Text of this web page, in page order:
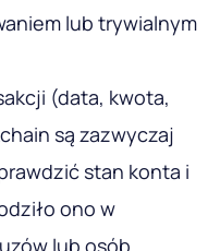
lub trywialnym
(data, kwota,
są zazwyczaj
stan konta i
ono w
lub osób